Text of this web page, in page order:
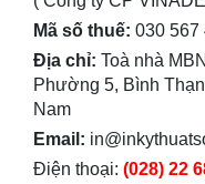
Mã số thuế: 030 567
Địa chỉ: Toà nhà
Phường 5, Bình
Nam
Email:
Điện thoại: (028) 22